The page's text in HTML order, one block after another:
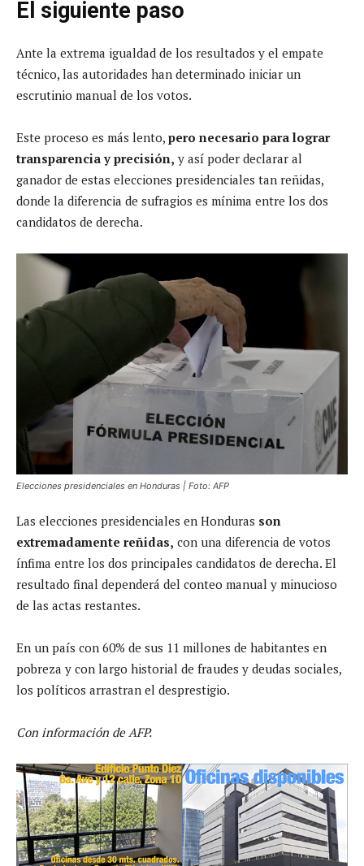
El siguiente paso
Ante la extrema igualdad de los resultados y el empate
técnico, las autoridades han determinado iniciar un
escrutinio manual de los votos.
Este proceso es más lento, pero necesario para lograr
transparencia y precisión, y así poder declarar al
ganador de estas elecciones presidenciales tan reñidas,
donde la diferencia de sufragios es mínima entre los dos
candidatos de derecha.
Elecciones presidenciales en Honduras | Foto: AFP
Las elecciones presidenciales en Honduras son
extremadamente reñidas, con una diferencia de votos
ínfima entre los dos principales candidatos de derecha. El
resultado final dependerá del conteo manual y minucioso
de las actas restantes.
En un país con 60% de sus 11 millones de habitantes en
pobreza y con largo historial de fraudes y deudas sociales,
los políticos arrastran el desprestigio.
Con información de AFP.